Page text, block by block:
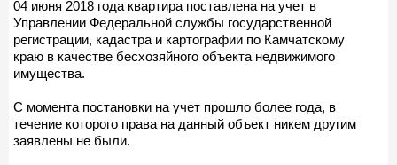
04 июня 2018 года квартира поставлена на учет в
Управлении Федеральной службы государственной
регистрации, кадастра и картографии по Камчатскому
краю в качестве бесхозяйного объекта недвижимого
имущества.
С момента постановки на учет прошло более года, в
течение которого права на данный объект никем другим
заявлены не были.